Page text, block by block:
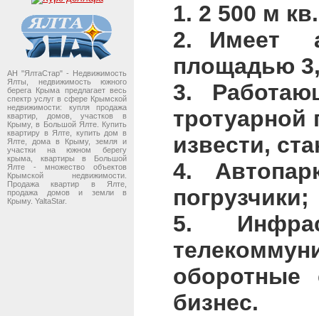
АН "ЯлтаСтар" - Недвижимость
Ялты, недвижимость южного
берега Крыма предлагает весь
спектр услуг в сфере Крымской
недвижимости: купля продажа
квартир, домов, участков в
Крыму, в Большой Ялте. Купить
квартиру в Ялте, купить дом в
Ялте, дома в Крыму, земля и
участки на южном берегу
крыма, квартиры в Большой
Ялте - множество объектов
Крымской недвижимости.
Продажа квартир в Ялте,
продажа домов и земли в
Крыму. YaltaStar.
1. 2 500 м
2. Имеет
площадью
3.
тротуарной
извести,
4.
погрузчики;
5.
оборотные
бизнес.